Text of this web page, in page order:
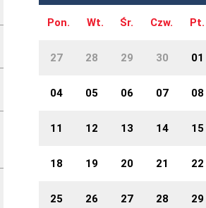
Pon. Wt. Śr. Czw. Pt.
27 28 29 30 01
04 05 06 07 08
11 12 13 14 15
18 19 20 21 22
25 26 27 28 29